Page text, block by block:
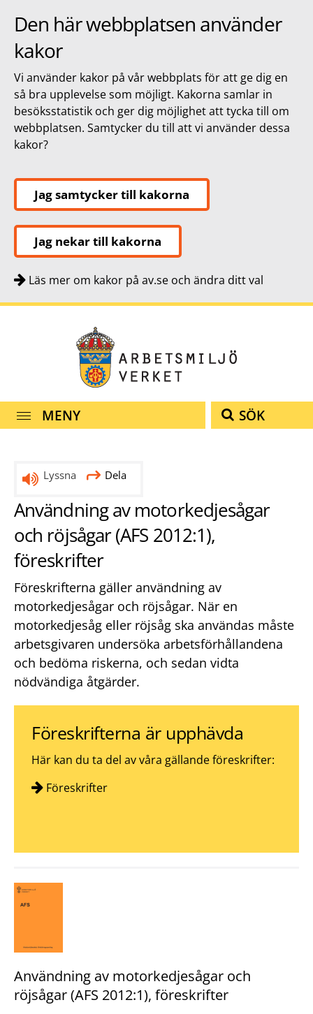
Den här webbplatsen använder
kakor
Vi använder kakor på vår webbplats för att ge dig en
så bra upplevelse som möjligt. Kakorna samlar in
besöksstatistik och ger dig möjlighet att tycka till om
webbplatsen. Samtycker du till att vi använder dessa
kakor?
Jag samtycker till kakorna
Jag nekar till kakorna
Läs mer om kakor på av.se och ändra ditt val
MENY SÖK
Lyssna Dela
Användning av motorkedjesågar
och röjsågar (AFS 2012:1),
föreskrifter
Föreskrifterna gäller användning av
motorkedjesågar och röjsågar. När en
motorkedjesåg eller röjsåg ska användas måste
arbetsgivaren undersöka arbetsförhållandena
och bedöma riskerna, och sedan vidta
nödvändiga åtgärder.
Föreskrifterna är upphävda
Här kan du ta del av våra gällande föreskrifter:
Föreskrifter
Användning av motorkedjesågar och
röjsågar (AFS 2012:1), föreskrifter